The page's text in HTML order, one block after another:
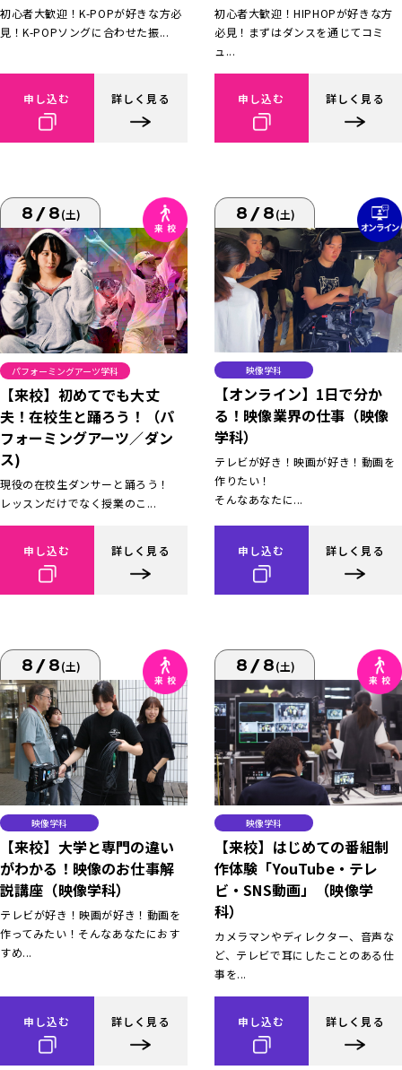
初心者大歓迎！K-POPが好きな方必
見！K-POPソングに合わせた振...
申し込む 詳しく見る
初心者大歓迎！HIPHOPが好きな方
必見！まずはダンスを通じてコミ
ュ...
申し込む 詳しく見る
8/8(土)
パフォーミングアーツ学科
【来校】初めてでも大丈
夫！在校生と踊ろう！（パ
フォーミングアーツ／ダン
ス)
現役の在校生ダンサーと踊ろう！
レッスンだけでなく授業のこ...
申し込む 詳しく見る
8/8(土)
映像学科
【オンライン】1日で分か
る！映像業界の仕事（映像
学科）
テレビが好き！映画が好き！動画を
作りたい！
そんなあなたに...
申し込む 詳しく見る
8/8(土)
映像学科
【来校】大学と専門の違い
がわかる！映像のお仕事解
説講座（映像学科）
テレビが好き！映画が好き！動画を
作ってみたい！そんなあなたにおす
すめ...
申し込む 詳しく見る
8/8(土)
映像学科
【来校】はじめての番組制
作体験「YouTube・テレ
ビ・SNS動画」（映像学
科）
カメラマンやディレクター、音声な
ど、テレビで耳にしたことのある仕
事を...
申し込む 詳しく見る